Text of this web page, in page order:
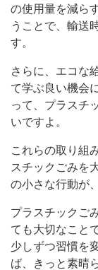
の使用量を減ら
うことで、輸送
す。
さらに、エコな
て学ぶ良い機会
って、プラスチ
いですよ。
これらの取り組
スチックごみを
の小さな行動が
プラスチックご
ても大切なこと
少しずつ習慣を
ば、きっと素晴